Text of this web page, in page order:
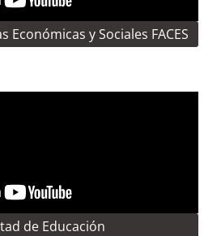
Económicas y Sociales FACES
de Educación